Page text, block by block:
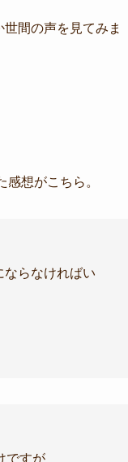
間の声を見てみま
想がこちら。